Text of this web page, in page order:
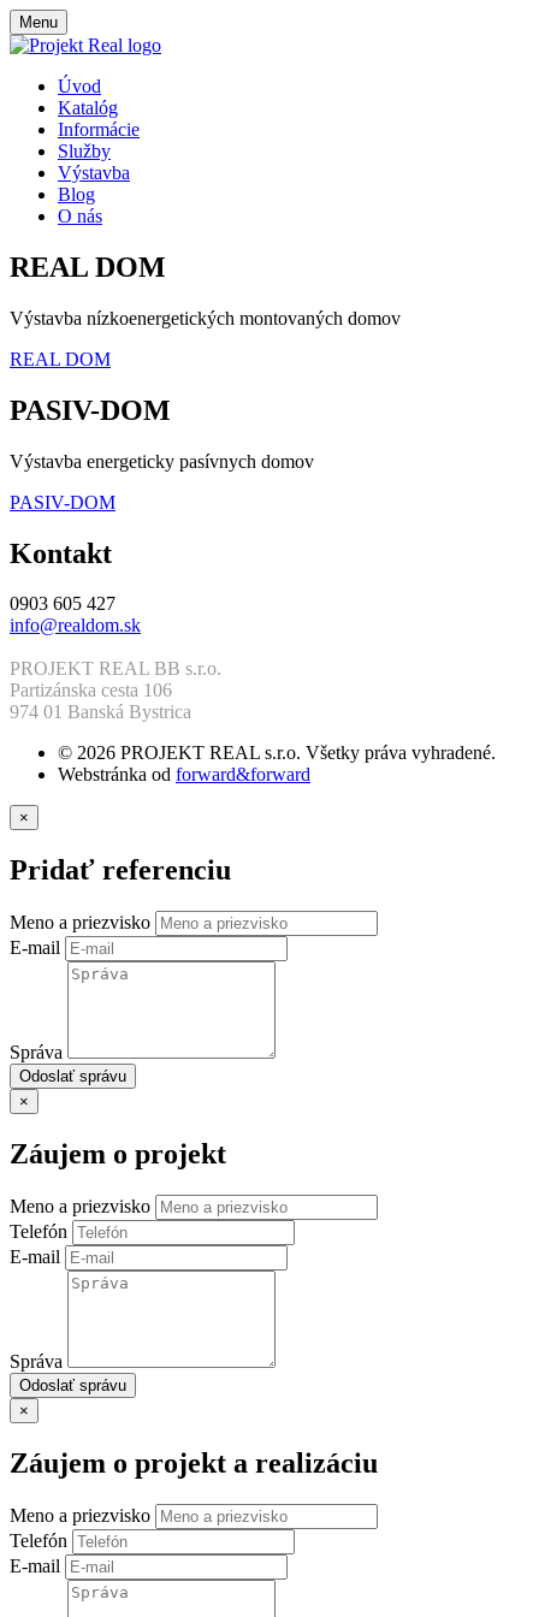
Menu
Úvod
Katalóg
Informácie
Služby
Výstavba
Blog
O nás
REAL DOM
Výstavba nízkoenergetických montovaných domov
REAL DOM
PASIV-DOM
Výstavba energeticky pasívnych domov
PASIV-DOM
Kontakt
0903 605 427
info@realdom.sk
PROJEKT REAL BB s.r.o.
Partizánska cesta 106
974 01 Banská Bystrica
© 2026 PROJEKT REAL s.r.o. Všetky práva vyhradené.
Webstránka od forward&forward
×
Pridať referenciu
Meno a priezvisko
E-mail
Správa
Odoslať správu
×
Záujem o projekt
Meno a priezvisko
Telefón
E-mail
Správa
Odoslať správu
×
Záujem o projekt a realizáciu
Meno a priezvisko
Telefón
E-mail